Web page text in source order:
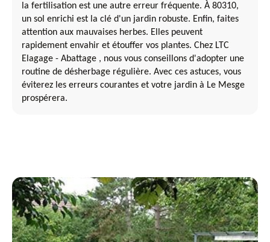
la fertilisation est une autre erreur fréquente. À 80310,
un sol enrichi est la clé d'un jardin robuste. Enfin, faites
attention aux mauvaises herbes. Elles peuvent
rapidement envahir et étouffer vos plantes. Chez LTC
Elagage - Abattage , nous vous conseillons d'adopter une
routine de désherbage régulière. Avec ces astuces, vous
éviterez les erreurs courantes et votre jardin à Le Mesge
prospérera.